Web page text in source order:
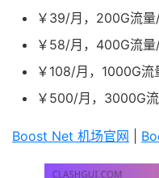
￥39/月，200G流量/
￥58/月，400G流量/
￥108/月，1000G流
￥500/月，3000G流
Boost Net 机场官网